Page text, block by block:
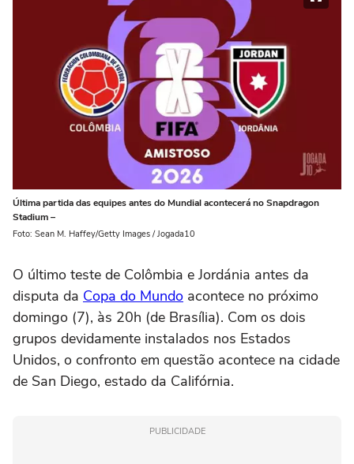
Última partida das equipes antes do Mundial acontecerá no Snapdragon
Stadium –
Foto: Sean M. Haffey/Getty Images / Jogada10
O último teste de Colômbia e Jordánia antes da
disputa da Copa do Mundo acontece no próximo
domingo (7), às 20h (de Brasília). Com os dois
grupos devidamente instalados nos Estados
Unidos, o confronto em questão acontece na cidade
de San Diego, estado da Califórnia.
PUBLICIDADE